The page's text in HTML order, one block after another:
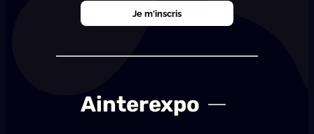
Ainterexpo